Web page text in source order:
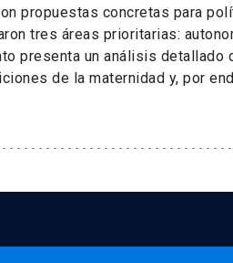
propuestas concretas para
tres áreas prioritarias:
presenta un análisis
de la maternidad y, por